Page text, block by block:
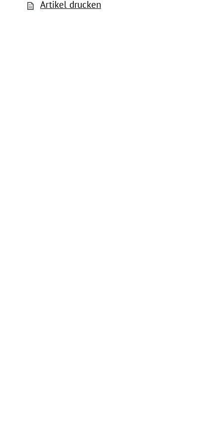
Artikel drucken